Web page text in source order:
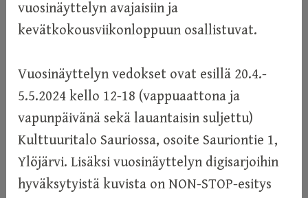
vuosinäyttelyn avajaisiin ja
kevätkokousviikonloppuun osallistuvat.
Vuosinäyttelyn vedokset ovat esillä 20.4.-
5.5.2024 kello 12-18 (vappuaattona ja
vapunpäivänä sekä lauantaisin suljettu)
Kulttuuritalo Sauriossa, osoite Sauriontie 1,
Ylöjärvi. Lisäksi vuosinäyttelyn digisarjoihin
hyväksytyistä kuvista on NON-STOP-esitys